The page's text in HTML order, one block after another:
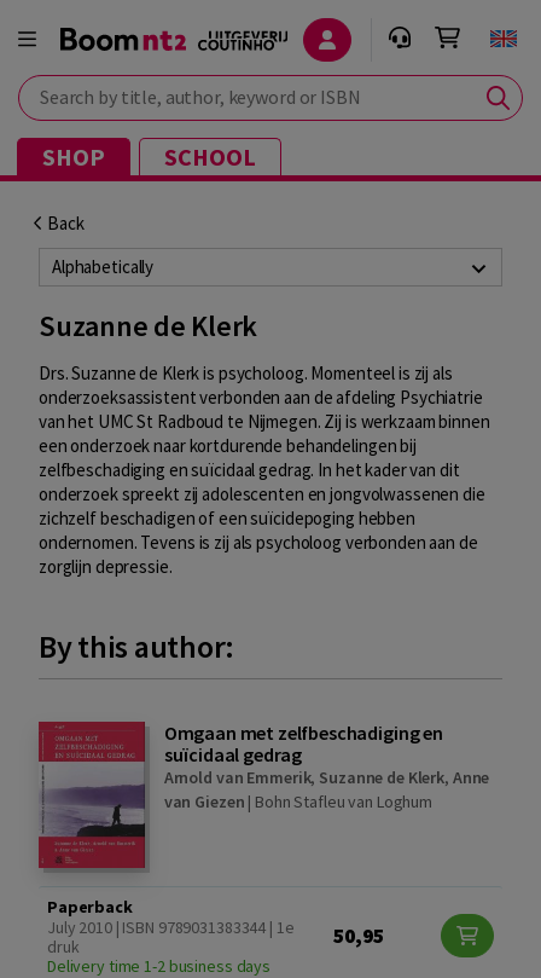
Search by title, author, keyword or ISBN
SHOP SCHOOL
Back
Alphabetically
Suzanne de Klerk
Drs. Suzanne de Klerk is psycholoog. Momenteel is zij als
onderzoeksassistent verbonden aan de afdeling Psychiatrie
van het UMC St Radboud te Nijmegen. Zij is werkzaam binnen
een onderzoek naar kortdurende behandelingen bij
zelfbeschadiging en suïcidaal gedrag. In het kader van dit
onderzoek spreekt zij adolescenten en jongvolwassenen die
zichzelf beschadigen of een suïcidepoging hebben
ondernomen. Tevens is zij als psycholoog verbonden aan de
zorglijn depressie.
By this author:
Omgaan met zelfbeschadiging en
suïcidaal gedrag
Arnold van Emmerik, Suzanne de Klerk, Anne
van Giezen | Bohn Stafleu van Loghum
Paperback
July 2010 | ISBN 9789031383344 | 1e
druk
Delivery time 1-2 business days
50,95